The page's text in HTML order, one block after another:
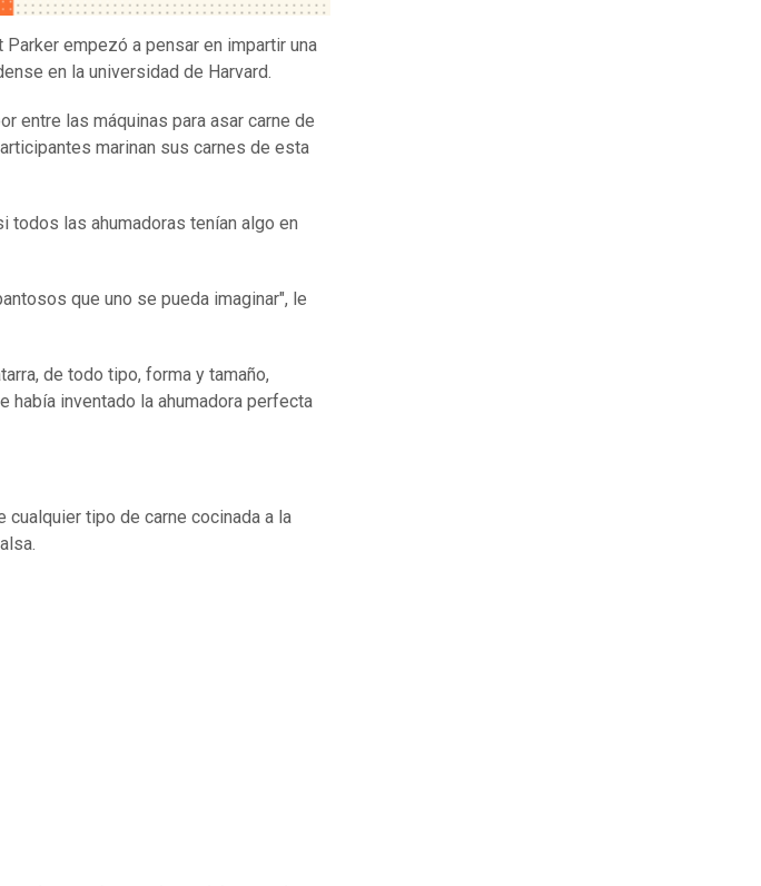
empezó a pensar en impartir una
en la universidad de Harvard.
entre las máquinas para asar carne de
marinan sus carnes de esta
todos las ahumadoras tenían algo en
que uno se pueda imaginar", le
de todo tipo, forma y tamaño,
había inventado la ahumadora perfecta
cualquier tipo de carne cocinada a la